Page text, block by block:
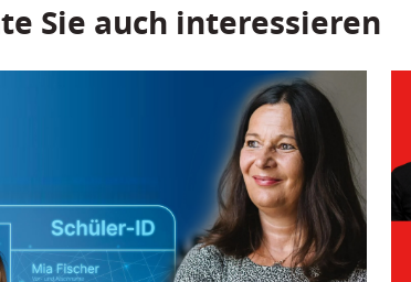
Sie auch interessieren